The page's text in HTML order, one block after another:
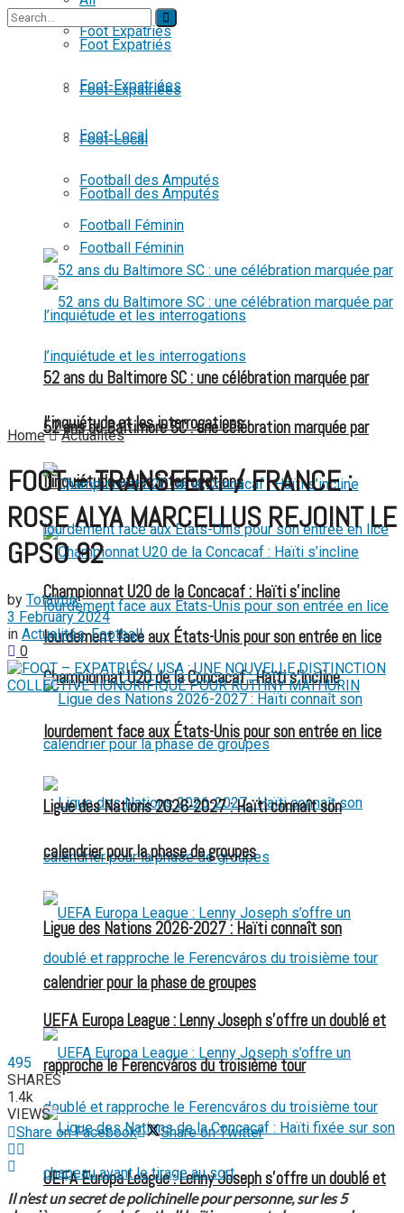
Foot Expatriés
Foot-Expatriées
Foot-Local
Football des Amputés
Football Féminin
52 ans du Baltimore SC : une célébration marquée par
l’inquiétude et les interrogations
Championnat U20 de la Concacaf : Haïti s’incline
lourdement face aux États-Unis pour son entrée en lice
Ligue des Nations 2026-2027 : Haïti connaît son
calendrier pour la phase de groupes
UEFA Europa League : Lenny Joseph s’offre un doublé et
Foot Expatriés
Foot-Expatriées
Foot-Local
Football des Amputés
Football Féminin
52 ans du Baltimore SC : une célébration marquée par
l’inquiétude et les interrogations
Championnat U20 de la Concacaf : Haïti s’incline
lourdement face aux États-Unis pour son entrée en lice
Ligue des Nations 2026-2027 : Haïti connaît son
calendrier pour la phase de groupes
UEFA Europa League : Lenny Joseph s’offre un doublé et
rapproche le Ferencváros du troisième tour
View All Result
Home Actualités
FOOT – TRANSFERT / FRANCE :
ROSE ALYA MARCELLUS REJOINT LE
GPSO 92
by Totalmix
3 February 2024
in Actualités,Football
0
495
SHARES
1.4k
VIEWS
Share on Facebook
Share on Twitter
Il n’est un secret de polichinelle pour personne, sur les 5